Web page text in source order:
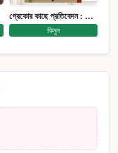
গ্রেকোর কাছে প্রতিবেদন : আত্মজীবনী
কিনুন